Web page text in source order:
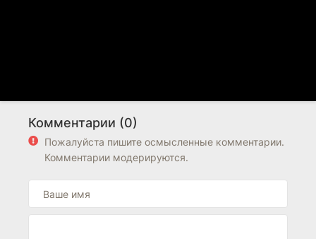
Комментарии (0)
Пожалуйста пишите осмысленные комментарии.
Комментарии модерируются.